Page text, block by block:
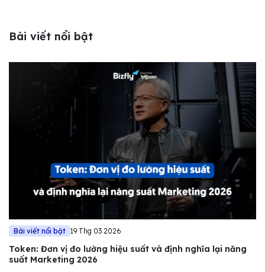
Bài viết nổi bật
Bài viết nổi bật 19 Thg 03 2026
Token: Đơn vị đo lường hiệu suất và định nghĩa lại năng
suất Marketing 2026